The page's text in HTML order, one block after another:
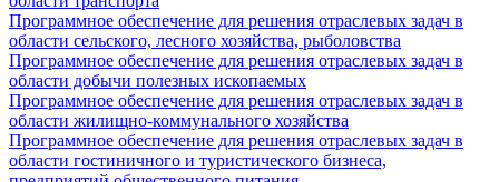
Программное обеспечение для решения отраслевых задач в
области сельского, лесного хозяйства, рыболовства
Программное обеспечение для решения отраслевых задач в
области добычи полезных ископаемых
Программное обеспечение для решения отраслевых задач в
области жилищно-коммунального хозяйства
Программное обеспечение для решения отраслевых задач в
области гостиничного и туристического бизнеса,